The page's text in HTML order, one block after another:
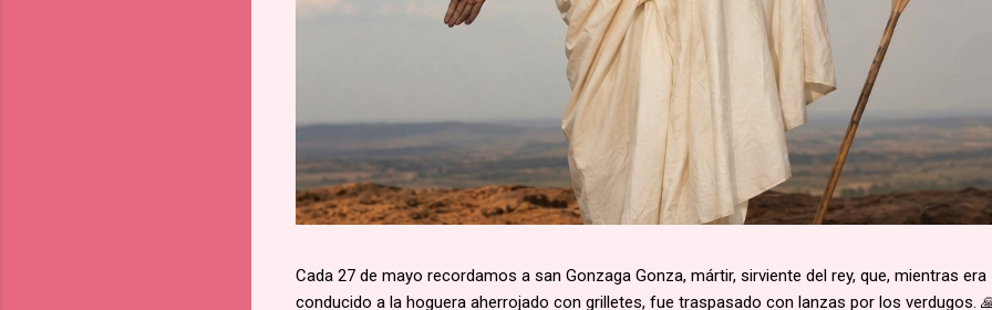
Cada 27 de mayo recordamos a san Gonzaga Gonza, mártir, sirviente del rey, que, mientras era
conducido a la hoguera aherrojado con grilletes, fue traspasado con lanzas por los verdugos.